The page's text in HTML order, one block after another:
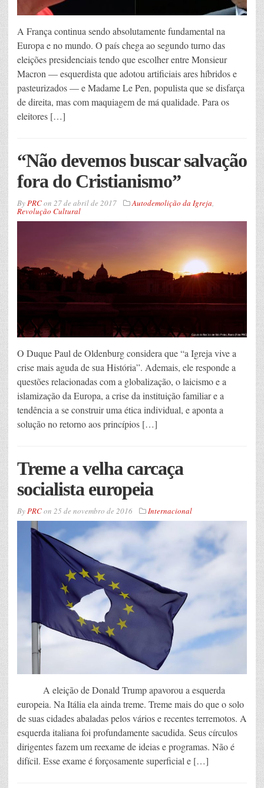
A França continua sendo absolutamente fundamental na
Europa e no mundo. O país chega ao segundo turno das
eleições presidenciais tendo que escolher entre Monsieur
Macron — esquerdista que adotou artificiais ares híbridos e
pasteurizados — e Madame Le Pen, populista que se disfarça
de direita, mas com maquiagem de má qualidade. Para os
eleitores […]
“Não devemos buscar salvação
fora do Cristianismo”
By PRCon 27 de abril de 2017 Autodemolição da Igreja
Revolução Cultural
O Duque Paul de Oldenburg considera que “a Igreja vive a
crise mais aguda de sua História”. Ademais, ele responde a
questões relacionadas com a globalização, o laicismo e a
islamização da Europa, a crise da instituição familiar e a
tendência a se construir uma ética individual, e aponta a
solução no retorno aos princípios […]
Treme a velha carcaça
socialista europeia
ByPRCon 25 de novembro de 2016 Internacional
A eleição de Donald Trump apavorou a esquerda
europeia. Na Itália ela ainda treme. Treme mais do que o solo
de suas cidades abaladas pelos vários e recentes terremotos. A
esquerda italiana foi profundamente sacudida. Seus círculos
dirigentes fazem um reexame de ideias e programas. Não é
difícil. Esse exame é forçosamente superficial e […]